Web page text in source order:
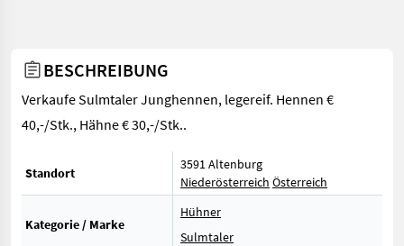
BESCHREIBUNG
Verkaufe Sulmtaler Junghennen, legereif. Hennen €
40,-/Stk., Hähne € 30,-/Stk..
Standort
3591 Altenburg
Niederösterreich Österreich
Kategorie / Marke
Hühner
Sulmtaler